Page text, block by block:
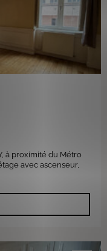
à proximité du Métro
avec ascenseur,